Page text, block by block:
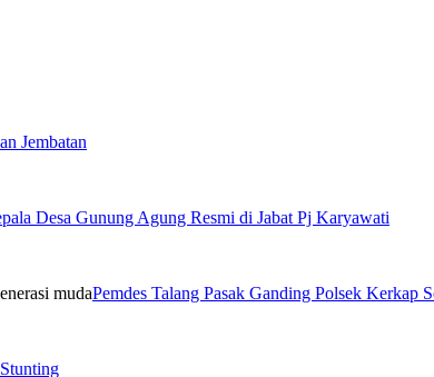
Jembatan
Desa Gunung Agung Resmi di Jabat Pj Karyawati
Pemdes Talang Pasak Ganding Polsek Kerkap